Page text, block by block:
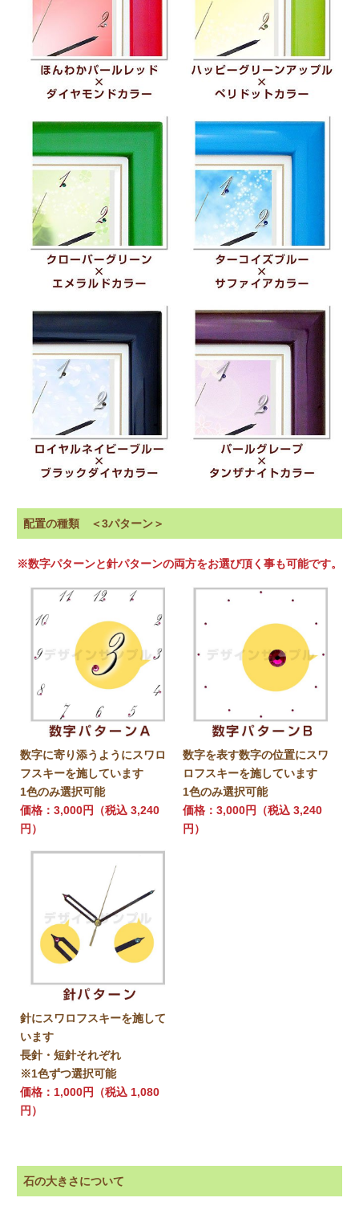
配置の種類 ＜3パターン＞
※数字パターンと針パターンの両方をお選び頂く事も可能です。
数字に寄り添うようにスワロ
フスキーを施しています
1色のみ選択可能
価格：3,000円（税込 3,240
円）
数字を表す数字の位置にスワ
ロフスキーを施しています
1色のみ選択可能
価格：3,000円（税込 3,240
円）
針にスワロフスキーを施して
います
長針・短針それぞれ
※1色ずつ選択可能
価格：1,000円（税込 1,080
円）
石の大きさについて